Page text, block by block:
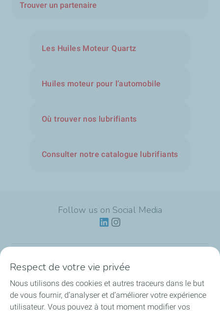
Trouver un partenaire
Les Huiles Moteur Quartz
Huiles moteur pour l’automobile
Où trouver nos lubrifiants
Consulter notre catalogue lubrifiants
Follow us on Social Media
Lubrifiants
Actualités
Respect de votre vie privée
Nous utilisons des cookies et autres traceurs dans le but
de vous fournir, d’analyser et d’améliorer votre expérience
utilisateur. Vous pouvez à tout moment modifier vos